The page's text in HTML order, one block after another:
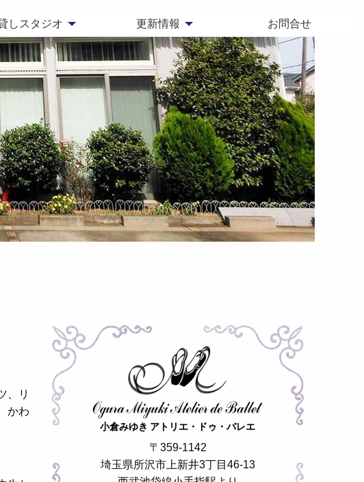
しスタジオ 更新情報 お問合せ
、リ
かわ
小倉みゆき アトリエ・ドゥ・バレエ
〒359-1142
埼玉県所沢市上新井3丁目46-13